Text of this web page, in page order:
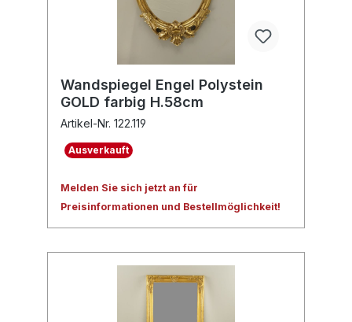
Wandspiegel Engel Polystein
GOLD farbig H.58cm
Artikel-Nr. 122.119
Ausverkauft
Melden Sie sich jetzt an für
Preisinformationen und Bestellmöglichkeit!